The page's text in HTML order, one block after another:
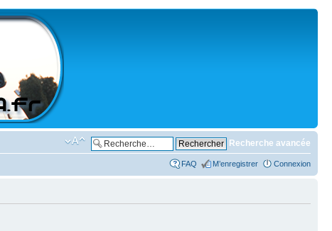
Recherche avancée
FAQ M’enregistrer Connexion